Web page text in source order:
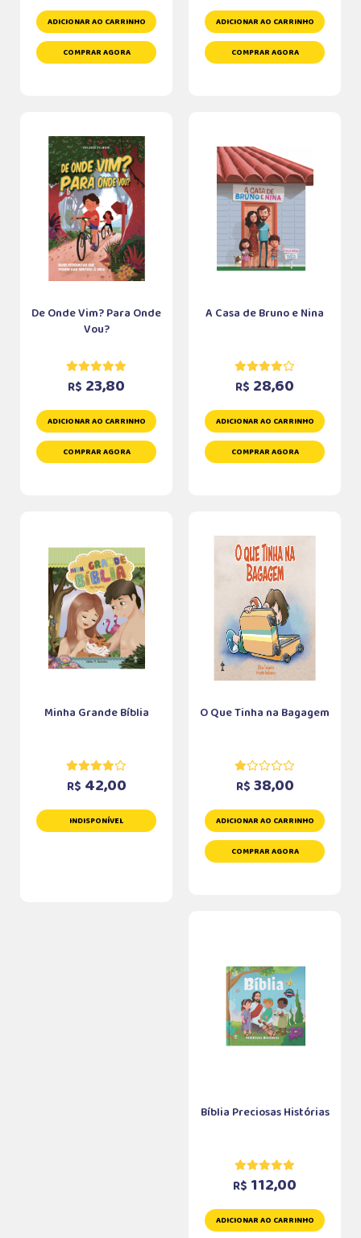
ADICIONAR AO CARRINHO
COMPRAR AGORA
ADICIONAR AO CARRINHO
COMPRAR AGORA
De Onde Vim? Para Onde
Vou?
R$ 23,80
ADICIONAR AO CARRINHO
COMPRAR AGORA
A Casa de Bruno e Nina
R$ 28,60
ADICIONAR AO CARRINHO
COMPRAR AGORA
Minha Grande Bíblia
R$ 42,00
INDISPONÍVEL
O Que Tinha na Bagagem
R$ 38,00
ADICIONAR AO CARRINHO
COMPRAR AGORA
Bíblia Preciosas Histórias
R$ 112,00
ADICIONAR AO CARRINHO